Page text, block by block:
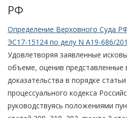
РФ
Определение Верховного Суда
ЭС17-15124 по делу N А19-686/
Удовлетворяя заявленные
объеме, оценив представленные
доказательства в порядке
процессуального кодекса
руководствуясь положениями